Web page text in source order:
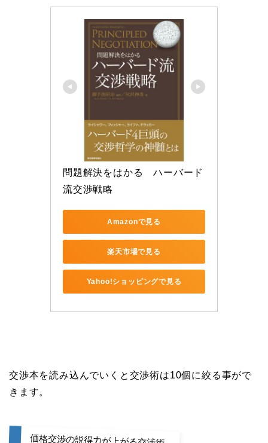
問題解決をはかる　ハーバード
流交渉戦略
Amazonで見る
楽天市場で見る
Yahoo!ショッピングで見る
交渉本を読み込んでいくと交渉術は10個に絞る事がで
きます。